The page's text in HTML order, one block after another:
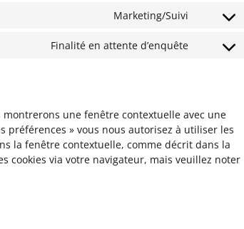
service
recaptcha
Marketing/Suivi
Consent
service
Finalité en attente d’enquête
Consent
une fenêtre contextuelle avec une
préférences » vous nous autorisez à utiliser les
la fenêtre contextuelle, comme décrit dans la
cookies via votre navigateur, mais veuillez noter